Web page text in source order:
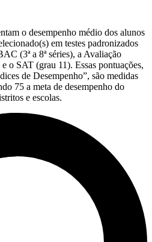
o desempenho médio dos alunos
em testes padronizados
(3ª a 8ª séries), a Avaliação
o SAT (grau 11). Essas pontuações,
de Desempenho”, são medidas
75 a meta de desempenho do
e escolas.